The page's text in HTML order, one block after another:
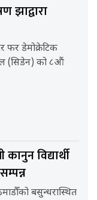
झाद्वारा
फर डेमोक्रेटिक
(सिडेन) को ८औं
विद्यार्थी
बसुन्धरास्थित